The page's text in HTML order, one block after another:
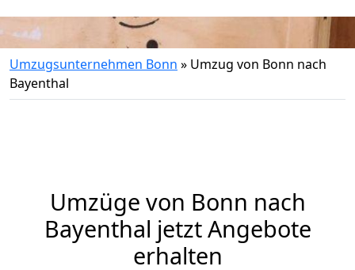
Umzugsunternehmen Bonn » Umzug von Bonn nach
Bayenthal
Umzüge von Bonn nach
Bayenthal jetzt Angebote
erhalten